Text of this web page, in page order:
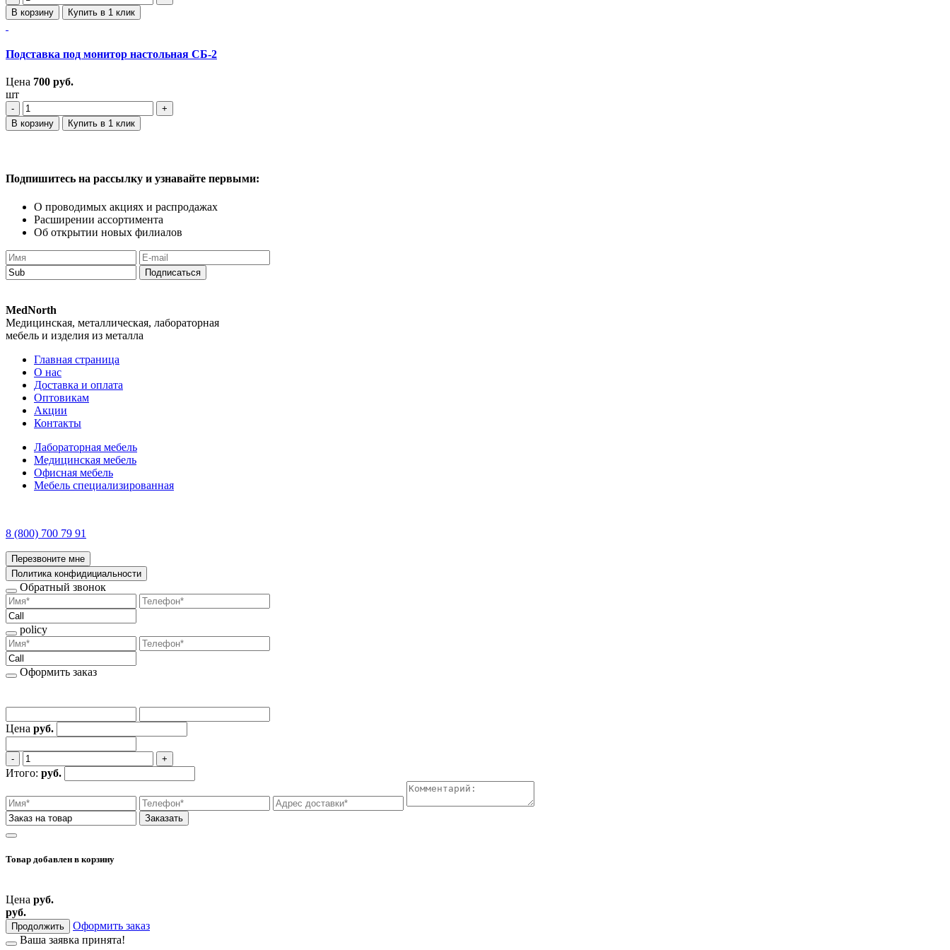
В корзину
Купить в 1 клик
Подставка под монитор настольная СБ-2
Цена 700 руб.
шт
‐
+
В корзину
Купить в 1 клик
Подпишитесь на рассылку и узнавайте первыми:
О проводимых акциях и распродажах
Расширении ассортимента
Об открытии новых филиалов
Подписаться
MedNorth
Медицинская, металлическая, лабораторная
мебель и изделия из металла
Главная страница
О нас
Доставка и оплата
Оптовикам
Акции
Контакты
Лабораторная мебель
Медицинская мебель
Офисная мебель
Мебель специализированная
8 (800) 700 79 91
Перезвоните мне
Политика конфидициальности
Обратный звонок
policy
Оформить заказ
Цена руб.
‐ +
Итого: руб.
Заказать
Товар добавлен в корзину
Цена руб.
руб.
Продолжить
Оформить заказ
Ваша заявка принята!